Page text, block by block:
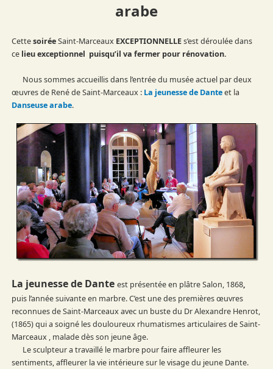
arabe
CettesoiréeSaint-Marceaux EXCEPTIONNELLEs’est déroulée dans
ce lieuexceptionnel puisqu’il va fermer pour rénovation.
Nous sommes accueillis dans l’entrée du musée actuel par deux
œuvres de René de Saint-Marceaux : La jeunesse de Danteet la
Danseuse arabe.
La jeunesse de Dante est présentée en plâtre Salon, 1868,
puis l’année suivante en marbre. C’est une des premières œuvres
reconnues de Saint-Marceaux avec un buste du Dr Alexandre Henrot,
(1865) qui a soigné les douloureux rhumatismes articulaires de Saint-
Marceaux , malade dès son jeune âge.
Le sculpteur a travaillé le marbre pour faire affleurer les
sentiments, affleurer la vie intérieure sur le visage du jeune Dante.